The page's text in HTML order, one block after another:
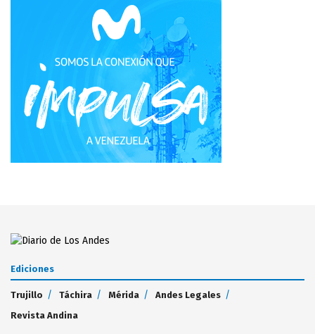
Ediciones
Trujillo Táchira Mérida
Andes Legales
Revista Andina